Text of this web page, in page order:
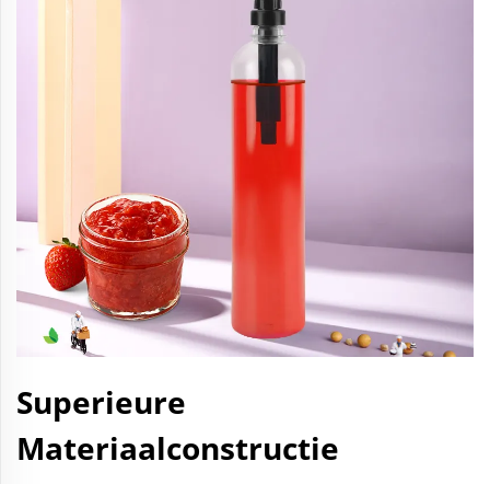
Superieure
Materiaalconstructie